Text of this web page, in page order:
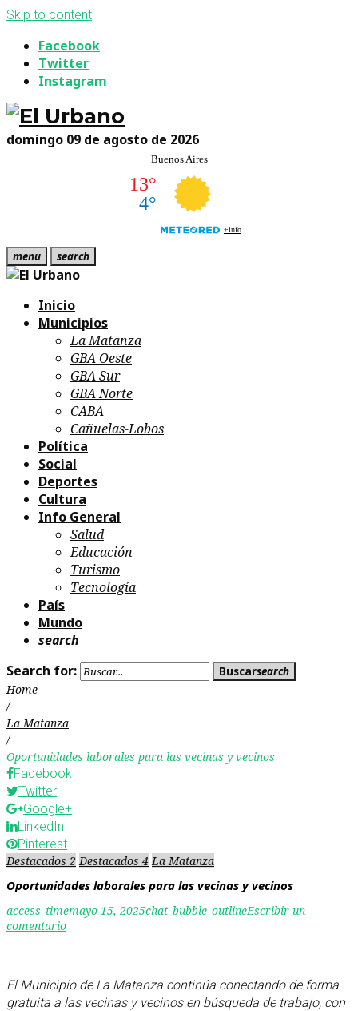
Skip to content
Facebook
Twitter
Instagram
domingo 09 de agosto de 2026
menu search
Inicio
Municipios
La Matanza
GBA Oeste
GBA Sur
GBA Norte
CABA
Cañuelas-Lobos
Política
Social
Deportes
Cultura
Info General
Salud
Educación
Turismo
Tecnología
País
Mundo
search
Search for:
Buscarsearch
Home
/
La Matanza
/
Oportunidades laborales para las vecinas y vecinos
Facebook
Twitter
Google+
LinkedIn
Pinterest
Destacados 2 Destacados 4 La Matanza
Oportunidades laborales para las vecinas y vecinos
access_timemayo 15, 2025chat_bubble_outlineEscribir un
comentario
El Municipio de La Matanza continúa conectando de forma
gratuita a las vecinas y vecinos en búsqueda de trabajo, con